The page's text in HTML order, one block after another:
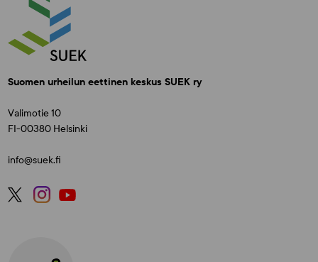
Suomen urheilun eettinen keskus SUEK ry
Valimotie 10
FI-00380 Helsinki
info@suek.fi